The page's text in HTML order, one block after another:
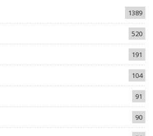
1389
520
191
104
91
90